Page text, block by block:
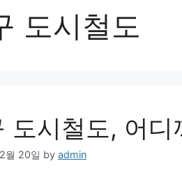
도시철도
도시철도, 어디
월 20일 by admin